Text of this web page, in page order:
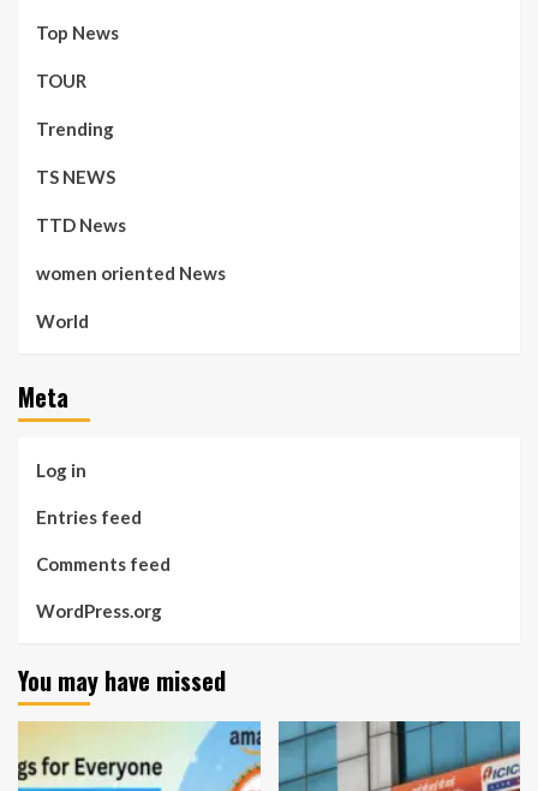
Top News
TOUR
Trending
TS NEWS
TTD News
women oriented News
World
Meta
Log in
Entries feed
Comments feed
WordPress.org
You may have missed